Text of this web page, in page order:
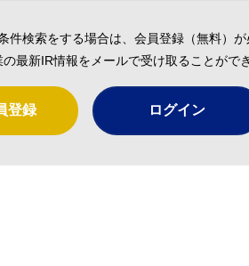
検索をする場合は、会員登録（無料）が
最新IR情報をメールで受け取ることができ
登録 ログイン